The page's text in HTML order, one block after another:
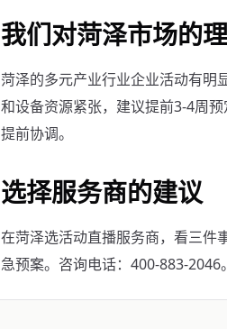
我们对菏泽市场的
菏泽的多元产业行业企业活动有
和设备资源紧张，建议提前3-4周
提前协调。
选择服务商的建议
在菏泽选活动直播服务商，看三件
急预案。咨询电话：400-883-2046。